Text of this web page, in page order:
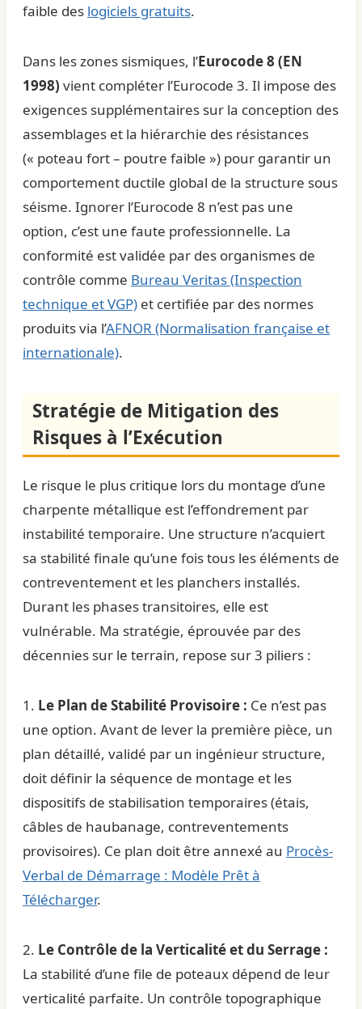
faible des logiciels gratuits.
Dans les zones sismiques, l’Eurocode 8 (EN
1998) vient compléter l’Eurocode 3. Il impose des
exigences supplémentaires sur la conception des
assemblages et la hiérarchie des résistances
(« poteau fort – poutre faible ») pour garantir un
comportement ductile global de la structure sous
séisme. Ignorer l’Eurocode 8 n’est pas une
option, c’est une faute professionnelle. La
conformité est validée par des organismes de
contrôle comme Bureau Veritas (Inspection
technique et VGP) et certifiée par des normes
produits via l’AFNOR (Normalisation française et
internationale).
Stratégie de Mitigation des
Risques à l’Exécution
Le risque le plus critique lors du montage d’une
charpente métallique est l’effondrement par
instabilité temporaire. Une structure n’acquiert
sa stabilité finale qu’une fois tous les éléments de
contreventement et les planchers installés.
Durant les phases transitoires, elle est
vulnérable. Ma stratégie, éprouvée par des
décennies sur le terrain, repose sur 3 piliers :
1. Le Plan de Stabilité Provisoire : Ce n’est pas
une option. Avant de lever la première pièce, un
plan détaillé, validé par un ingénieur structure,
doit définir la séquence de montage et les
dispositifs de stabilisation temporaires (étais,
câbles de haubanage, contreventements
provisoires). Ce plan doit être annexé au Procès-
Verbal de Démarrage : Modèle Prêt à
Télécharger.
2. Le Contrôle de la Verticalité et du Serrage :
La stabilité d’une file de poteaux dépend de leur
verticalité parfaite. Un contrôle topographique